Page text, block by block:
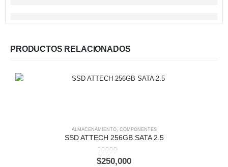
PRODUCTOS RELACIONADOS
ALMACENAMIENTO, COMPONENTES
SSD ATTECH 256GB SATA 2.5
0out of 5
$250,000